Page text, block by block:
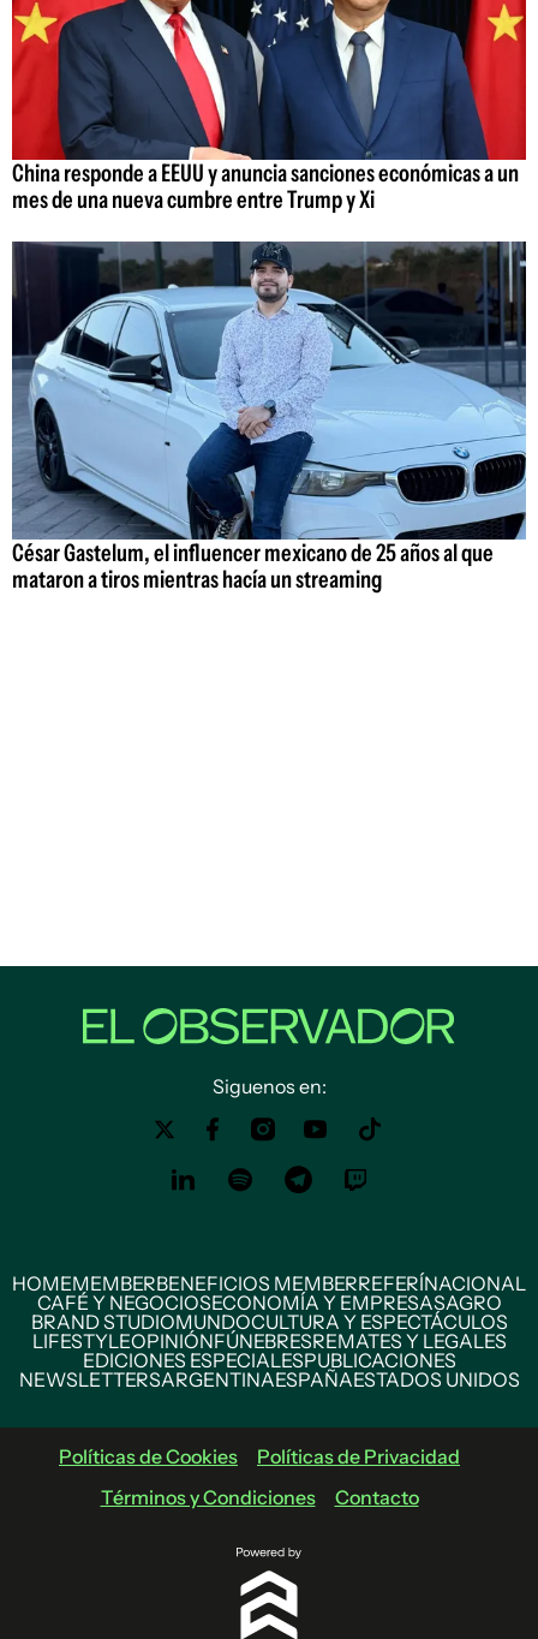
China responde a EEUU y anuncia sanciones económicas a un
mes de una nueva cumbre entre Trump y Xi
César Gastelum, el influencer mexicano de 25 años al que
mataron a tiros mientras hacía un streaming
Siguenos en:
HOMEMEMBERBENEFICIOS MEMBERREFERÍNACIONAL
CAFÉ Y NEGOCIOSECONOMÍA Y EMPRESASAGRO
BRAND STUDIOMUNDOCULTURA Y ESPECTÁCULOS
LIFESTYLEOPINIÓNFÚNEBRESREMATES Y LEGALES
EDICIONES ESPECIALESPUBLICACIONES
NEWSLETTERSARGENTINAESPAÑAESTADOS UNIDOS
Políticas de Cookies
Políticas de Privacidad
Términos y Condiciones
Contacto